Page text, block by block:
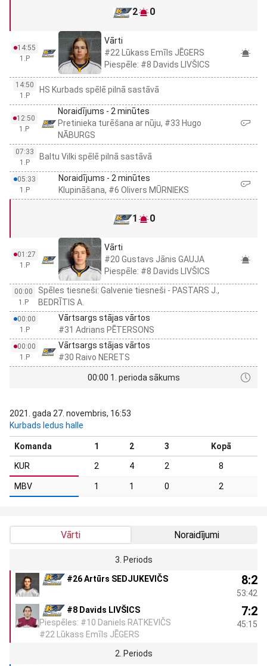
2 0
14:55
1.P
Vārti
#22 Lūkass Emīls JĒGERS
Piespēle: #8 Davids LIVŠICS
14:50
1.P
HS Kurbads spēlē pilnā sastāvā
12:50
1.P
Noraidījums - 2 minūtes
Pretinieka turēšana ar nūju, #33 Hugo
NĀBURGS
07:33
1.P
Baltu Vilki spēlē pilnā sastāvā
05:33
1.P
Noraidījums - 2 minūtes
Klupināšana, #6 Olivers MŪRNIEKS
1 0
01:27
1.P
Vārti
#20 Gustavs Jānis GAUJA
Piespēle: #8 Davids LIVŠICS
00:00
1.P
Spēles tiesneši: Galvenie tiesneši - PASTARS J.,
BEDRĪTIS A.
00:00
1.P
Vārtsargs stājas vārtos
#31 Adrians PĒTERSONS
00:00
1.P
Vārtsargs stājas vārtos
#30 Raivo NERETS
00:00 1. perioda sākums
2021. gada 27. novembris, 16:53
Kurbads ledus halle
Komanda 1 2 3 Kopā
KUR 2 4 2 8
MBV 1 1 0 2
Vārti Noraidījumi
3. Periods
#26 Artūrs SEDJUKEVIČS
8:2
53:42
#8 Davids LIVŠICS
Piespēles: #10 Daniels RATKEVIČS
#22 Lūkass Emīls JĒGERS
7:2
45:15
2. Periods